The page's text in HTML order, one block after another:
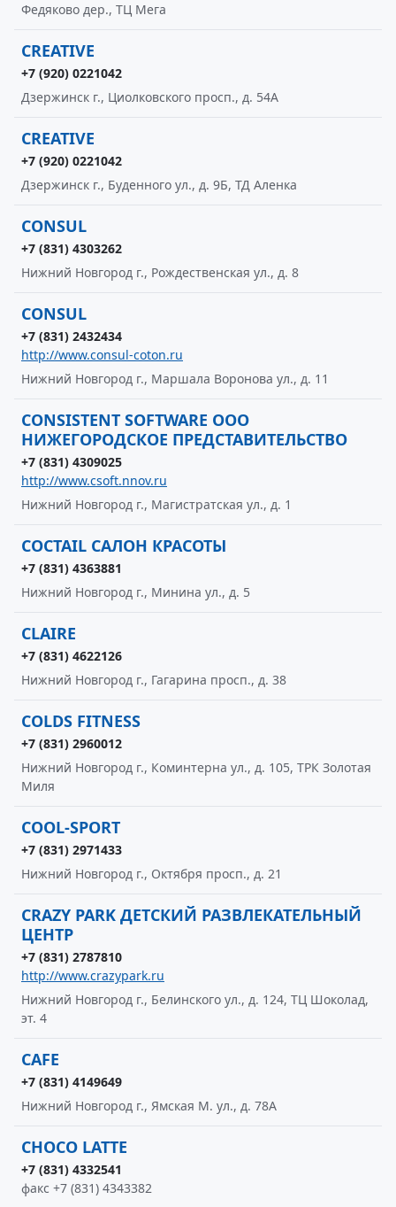
Федяково дер., ТЦ Мега
CREATIVE
+7 (920) 0221042
Дзержинск г., Циолковского просп., д. 54А
CREATIVE
+7 (920) 0221042
Дзержинск г., Буденного ул., д. 9Б, ТД Аленка
CONSUL
+7 (831) 4303262
Нижний Новгород г., Рождественская ул., д. 8
CONSUL
+7 (831) 2432434
http://www.consul-coton.ru
Нижний Новгород г., Маршала Воронова ул., д. 11
CONSISTENT SOFTWARE ООО
НИЖЕГОРОДСКОЕ ПРЕДСТАВИТЕЛЬСТВО
+7 (831) 4309025
http://www.csoft.nnov.ru
Нижний Новгород г., Магистратская ул., д. 1
COCTAIL САЛОН КРАСОТЫ
+7 (831) 4363881
Нижний Новгород г., Минина ул., д. 5
CLAIRE
+7 (831) 4622126
Нижний Новгород г., Гагарина просп., д. 38
COLDS FITNESS
+7 (831) 2960012
Нижний Новгород г., Коминтерна ул., д. 105, ТРК Золотая
Миля
COOL-SPORT
+7 (831) 2971433
Нижний Новгород г., Октября просп., д. 21
CRAZY PARK ДЕТСКИЙ РАЗВЛЕКАТЕЛЬНЫЙ
ЦЕНТР
+7 (831) 2787810
http://www.crazypark.ru
Нижний Новгород г., Белинского ул., д. 124, ТЦ Шоколад,
эт. 4
CAFE
+7 (831) 4149649
Нижний Новгород г., Ямская М. ул., д. 78А
CHOCO LATTE
+7 (831) 4332541
факс +7 (831) 4343382